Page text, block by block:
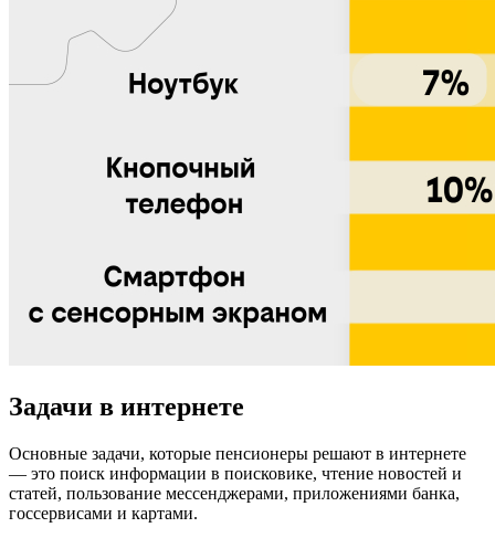
Задачи в интернете
Основные задачи, которые пенсионеры решают в интернете
— это поиск информации в поисковике, чтение новостей и
статей, пользование мессенджерами, приложениями банка,
госсервисами и картами.